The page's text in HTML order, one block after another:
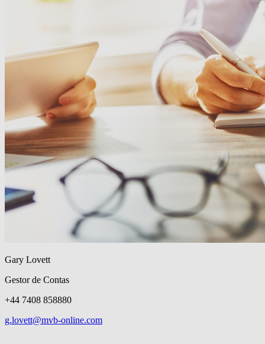
Gary Lovett
Gestor de Contas
+44 7408 858880
g.lovett@mvb-online.com